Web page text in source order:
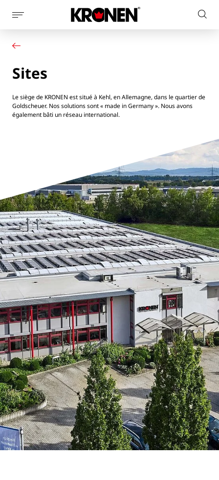
Afficher
la
navigation
latérale
Nos solutions
Actualités
Contact
Sites
Le siège de KRONEN est situé à Kehl, en Allemagne, dans le quartier de
Goldscheuer. Nos solutions sont « made in Germany ». Nous avons
également bâti un réseau international.